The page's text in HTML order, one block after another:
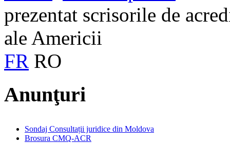
prezentat scrisorile de
ale Americii
FR RO
Anunţuri
Sondaj Consultații juridice din Moldova
Brosura CMQ-ACR